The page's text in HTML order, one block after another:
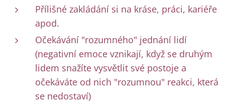
Přílišné zakládání si na kráse, práci, kariéře
apod.
Očekávání "rozumného" jednání lidí
(negativní emoce vznikají, když se druhým
lidem snažíte vysvětlit své postoje a
očekáváte od nich "rozumnou" reakci, která
se nedostaví)